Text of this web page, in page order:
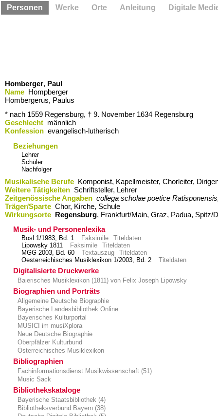
Homberger, Paul
Name Hompberger
Hombergerus, Paulus
* nach 1559 Regensburg, † 9. November 1634 Regensburg
Geschlecht männlich
Konfession evangelisch-lutherisch
Beziehungen
Lehrer
Schüler
Nachfolger
Musikalische Berufe Komponist, Kapellmeister, Chorleiter,
Weitere Tätigkeiten Schriftsteller, Lehrer
Zeitgenössische Angaben collega scholae poetice
Träger/Sparte Chor, Kirche, Schule
Wirkungsorte Regensburg,​ Frankfurt/Main,​ Graz,​ Padua,​ Spitz/
Musik- und Personenlexika
Bosl 1/1983, Bd. 1 Faksimile
Titeldaten
Lipowsky 1811
Faksimile
Titeldaten
MGG 2003, Bd. 60
Textauszug
Titeldaten
Oesterreichisches Musiklexikon 1/2003, Bd. 2
Titeldaten
Digitalisierte Druckwerke
Baierisches Musiklexikon (1811) von Felix Joseph Lipowsky
Biographien und Porträts
Allgemeine Deutsche Biographie
Bayerische Landesbibliothek Online
Bayerisches Kulturportal
MUSICI im musiXplora
Neue Deutsche Biographie
Oberpfälzer Kulturbund
Österreichisches Musiklexikon
Bibliographien
Fachinformationsdienst Musikwissenschaft (51)
Music Sack
Bibliothekskataloge
Bayerische Staatsbibliothek (4)
Bibliotheksverbund Bayern (38)
Personen Werke Orte Anleitung Digitale